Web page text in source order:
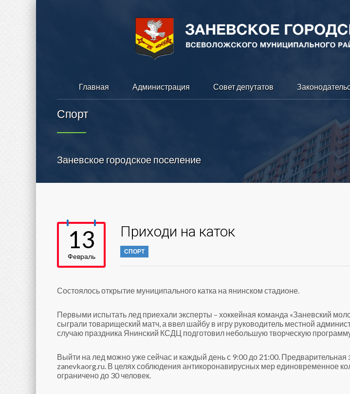
Главная Администрация Совет депутатов
Спорт
Заневское городское поселение
13
Февраль
Приходи на каток
СПОРТ
Состоялось открытие муниципального катка на янинском стадионе.
Первыми испытать лед приехали эксперты – хоккейная команда «Заневский
сыграли товарищеский матч, а ввел шайбу в игру руководитель местной
случаю праздника Янинский КСДЦ подготовил небольшую творческую
Выйти на лед можно уже сейчас и каждый день с 9:00 до 21:00. Предварительная
zanevkaorg.ru. В целях соблюдения антикоронавирусных мер единовременное
ограничено до 30 человек.